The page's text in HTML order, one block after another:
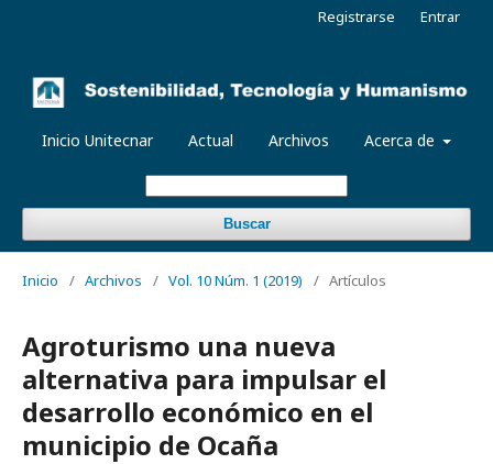
Inicio Unitecnar Actual Archivos Acerca de
Buscar
Registrarse Entrar
Inicio / Archivos / Vol. 10 Núm. 1 (2019) / Artículos
Agroturismo una nueva
alternativa para impulsar el
desarrollo económico en el
municipio de Ocaña